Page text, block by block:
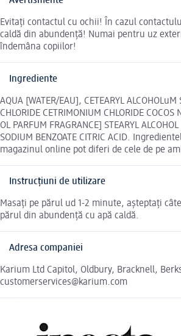
Evitaţi contactul cu ochii! În cazul
caldă din abundenţă! Numai pentru uz
îndemâna copiilor!
Ingrediente
AQUA [WATER/EAU], CETEARYL ALCOHOLuM
CHLORIDE CETRIMONIUM CHLORIDE COCOS
OL PARFUM FRAGRANCE] STEARYL
SODIUM BENZOATE CITRIC ACID.
magazinul online pot diferi de cele de pe
Instrucțiuni de utilizare
Masaţi pe părul ud 1-2 minute, aşteptaţi
părul din abundenţă cu apă caldă.
Adresa companiei
Karium Ltd Capitol, Oldbury, Bracknell,
customerservices@karium.com